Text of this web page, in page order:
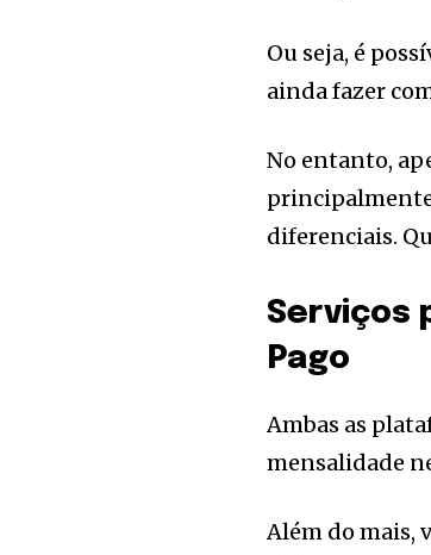
Ou seja, é
ainda fazer
No entanto,
diferenciais.
Serviços
Pago
Ambas as
mensalidade
Além do mais,